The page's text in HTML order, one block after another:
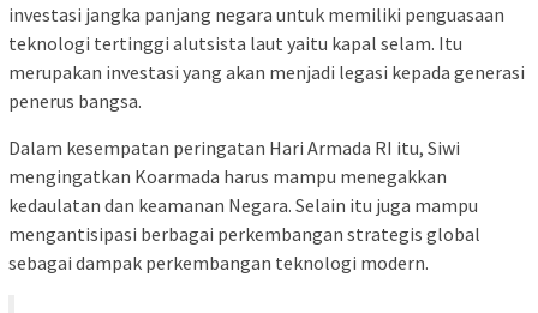
investasi jangka panjang negara untuk memiliki penguasaan
teknologi tertinggi alutsista laut yaitu kapal selam. Itu
merupakan investasi yang akan menjadi legasi kepada generasi
penerus bangsa.
Dalam kesempatan peringatan Hari Armada RI itu, Siwi
mengingatkan Koarmada harus mampu menegakkan
kedaulatan dan keamanan Negara. Selain itu juga mampu
mengantisipasi berbagai perkembangan strategis global
sebagai dampak perkembangan teknologi modern.